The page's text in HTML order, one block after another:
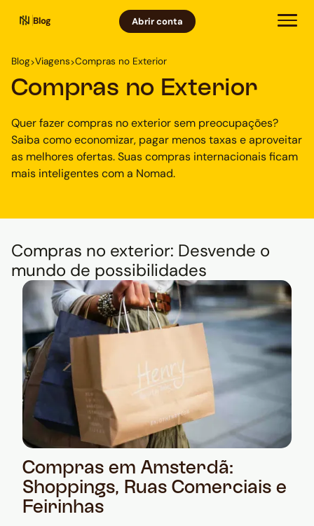
Blog Abrir conta
Blog>Viagens>Compras no Exterior
Compras no Exterior
Quer fazer compras no exterior sem preocupações?
Saiba como economizar, pagar menos taxas e aproveitar
as melhores ofertas. Suas compras internacionais ficam
mais inteligentes com a Nomad.
Compras no exterior: Desvende o
mundo de possibilidades
Compras em Amsterdã:
Shoppings, Ruas Comerciais e
Feirinhas